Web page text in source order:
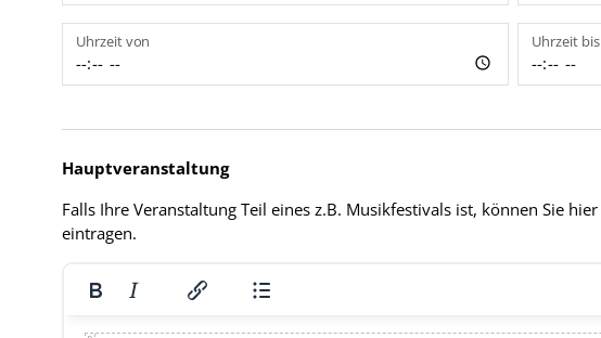
Uhrzeit von Uhrzeit bis
Hauptveranstaltung
Falls Ihre Veranstaltung Teil eines z.B. Musikfestivals ist, können Sie
eintragen.